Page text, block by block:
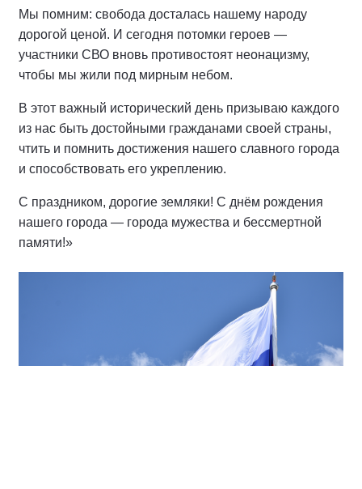
Мы помним: свобода досталась нашему народу
дорогой ценой. И сегодня потомки героев —
участники СВО вновь противостоят неонацизму,
чтобы мы жили под мирным небом.
В этот важный исторический день призываю каждого
из нас быть достойными гражданами своей страны,
чтить и помнить достижения нашего славного города
и способствовать его укреплению.
С праздником, дорогие земляки! С днём рождения
нашего города — города мужества и бессмертной
памяти!»